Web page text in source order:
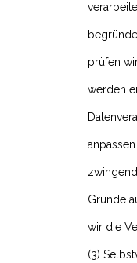
prüfen
werden
Gründe
wir die
(3)